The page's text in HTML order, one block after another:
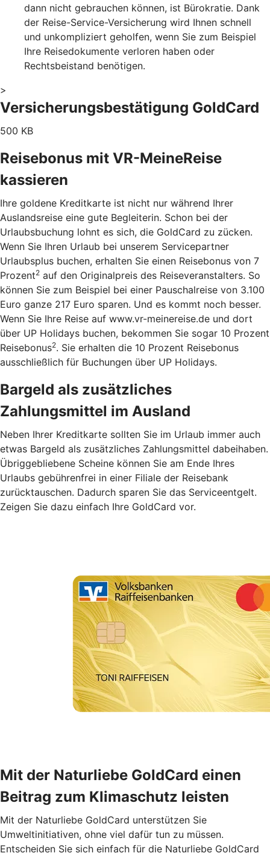
dann nicht gebrauchen können, ist Bürokratie. Dank
der Reise-Service-Versicherung wird Ihnen schnell
und unkompliziert geholfen, wenn Sie zum Beispiel
Ihre Reisedokumente verloren haben oder
Rechtsbeistand benötigen.
>
Versicherungsbestätigung GoldCard
500 KB
Reisebonus mit VR-MeineReise
kassieren
Ihre goldene Kreditkarte ist nicht nur während Ihrer
Auslandsreise eine gute Begleiterin. Schon bei der
Urlaubsbuchung lohnt es sich, die GoldCard zu zücken.
Wenn Sie Ihren Urlaub bei unserem Servicepartner
Urlaubsplus buchen, erhalten Sie einen Reisebonus von 7
Prozent2 auf den Originalpreis des Reiseveranstalters. So
können Sie zum Beispiel bei einer Pauschalreise von 3.100
Euro ganze 217 Euro sparen. Und es kommt noch besser.
Wenn Sie Ihre Reise auf www.vr-meinereise.de und dort
über UP Holidays buchen, bekommen Sie sogar 10 Prozent
Reisebonus2. Sie erhalten die 10 Prozent Reisebonus
ausschließlich für Buchungen über UP Holidays.
Bargeld als zusätzliches
Zahlungsmittel im Ausland
Neben Ihrer Kreditkarte sollten Sie im Urlaub immer auch
etwas Bargeld als zusätzliches Zahlungsmittel dabeihaben.
Übriggebliebene Scheine können Sie am Ende Ihres
Urlaubs gebührenfrei in einer Filiale der Reisebank
zurücktauschen. Dadurch sparen Sie das Serviceentgelt.
Zeigen Sie dazu einfach Ihre GoldCard vor.
Mit der Naturliebe GoldCard einen
Beitrag zum Klimaschutz leisten
Mit der Naturliebe GoldCard unterstützen Sie
Umweltinitiativen, ohne viel dafür tun zu müssen.
Entscheiden Sie sich einfach für die Naturliebe GoldCard